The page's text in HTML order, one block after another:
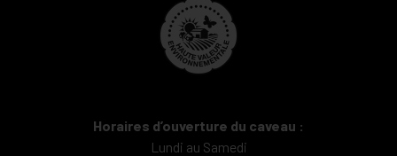
Horaires d’ouverture du caveau :
Lundi au Samedi